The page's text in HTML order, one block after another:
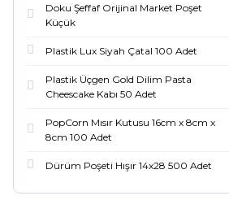
Doku Şeffaf Orijinal Market Poşet
Küçük
Plastik Lux Siyah Çatal 100 Adet
Plastik Üçgen Gold Dilim Pasta
Cheescake Kabı 50 Adet
PopCorn Mısır Kutusu 16cm x 8cm x
8cm 100 Adet
Dürüm Poşeti Hışır 14x28 500 Adet